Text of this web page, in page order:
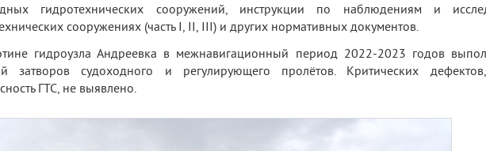
гидротехнических сооружений, инструкции по наблюдениям и
сооружениях (часть I, II, III) и других нормативных документов.
гидроузла Андреевка в межнавигационный период 2022-2023 годов
затворов судоходного и регулирующего пролётов. Критических
ГТС, не выявлено.